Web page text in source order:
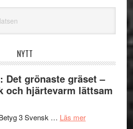
NYTT
Det grönaste gräset –
och hjärtevarm lättsam
3 Svensk … Läs merom